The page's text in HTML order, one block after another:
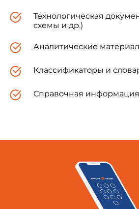
Технологическая
схемы и др.)
Аналитические
Классификаторы и
Справочная информация